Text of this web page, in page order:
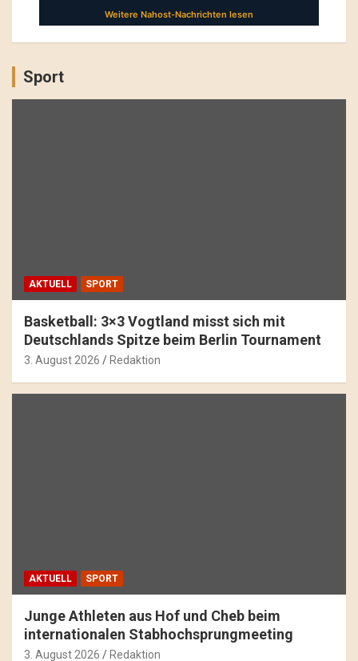
Sport
AKTUELL SPORT
Basketball: 3×3 Vogtland misst sich mit
Deutschlands Spitze beim Berlin Tournament
3. August 2026 Redaktion
AKTUELL SPORT
Junge Athleten aus Hof und Cheb beim
internationalen Stabhochsprungmeeting
3. August 2026 Redaktion